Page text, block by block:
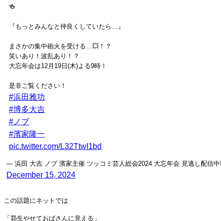
🍻
『もっとみんなと仲良くしていたら…』
まさかの集中砲火を受ける…💥！？
笑いあり！波乱あり！？
大忘年会は12月19日(木)よる9時！
是非ご覧ください！
#浜田雅功
#博多大吉
#ノブ
#濱家隆一
pic.twitter.com/L32TtwI1bd
— 浜田 大吉 ノブ 濱家主催 ツッコミ芸人総会2024 大忘年会 見逃し配信
December 15, 2024
この話題にネットでは
「昴生やせておばさんに見える」